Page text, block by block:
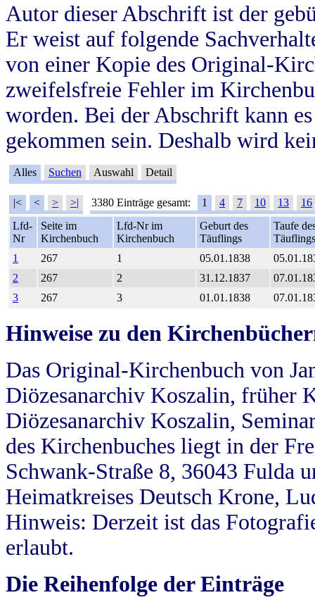
Autor dieser Abschrift ist der
Er weist auf folgende
von einer Kopie des Original-
zweifelsfreie Fehler im
worden. Bei der Abschrift kann
gekommen sein. Deshalb wird
Alles Suchen Auswahl Detail
|< < > >| 3380 Einträge gesamt: 1 4 7 10 13
16
Lfd-
Nr
Seite im
Kirchenbuch
Lfd-Nr im
Kirchenbuch
Geburt des
Täuflings
Taufe
Täuflings
1
267 1 05.01.1838
2
267 2 31.12.1837
3
267 3 01.01.1838
Hinweise zu den
Das Original-Kirchenbuch von
Diözesanarchiv Koszalin, früher
Diözesanarchiv Koszalin,
des Kirchenbuches liegt in der
Schwank-Straße 8, 36043 Fulda
Heimatkreises Deutsch Krone,
Hinweis: Derzeit ist das
erlaubt.
Die Reihenfolge der Einträge